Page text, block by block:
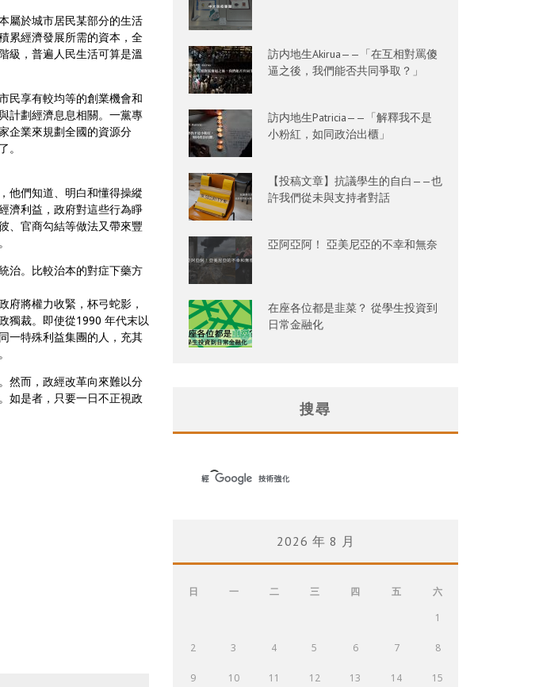
屬於城市居民某部分的生活
累經濟發展所需的資本，全
級，普遍人民生活可算是溫
民享有較均等的創業機會和
計劃經濟息息相關。一黨專
企業來規劃全國的資源分
。
他們知道、明白和懂得操縱
濟利益，政府對這些行為睜
、官商勾結等做法又帶來豐
治。比較治本的對症下藥方
府將權力收緊，杯弓蛇影，
獨裁。即使從1990 年代末以
一特殊利益集團的人，充其
然而，政經改革向來難以分
如是者，只要一日不正視政
訪内地生Akirua——「在互相對罵傻
逼之後，我們能否共同爭取？」
訪内地生Patricia——「解釋我不是
小粉紅，如同政治出櫃」
【投稿文章】抗議學生的自白——也
許我們從未與支持者對話
亞阿亞阿！ 亞美尼亞的不幸和無奈
在座各位都是韭菜？ 從學生投資到
日常金融化
搜尋
2026 年 8 月
日 一 二 三 四 五
六
1
2 3 4 5 6 7 8
9 10 11 12 13 14 15